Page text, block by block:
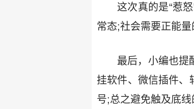
这次真的是“惹
常态;社会需要正能量
最后，小编也提
挂软件、微信插件、
号;总之避免触及底